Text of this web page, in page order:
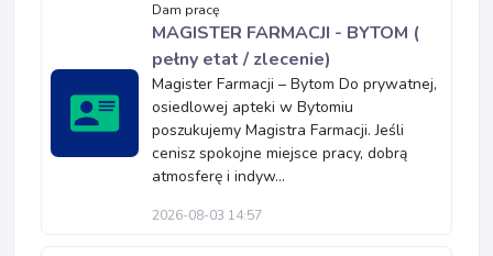
Dam pracę
MAGISTER FARMACJI - BYTOM (
pełny etat / zlecenie)
Magister Farmacji – Bytom Do prywatnej,
osiedlowej apteki w Bytomiu
poszukujemy Magistra Farmacji. Jeśli
cenisz spokojne miejsce pracy, dobrą
atmosferę i indyw...
2026-08-03 14:57